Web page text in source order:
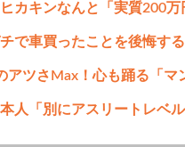
で車買ったことを後悔する